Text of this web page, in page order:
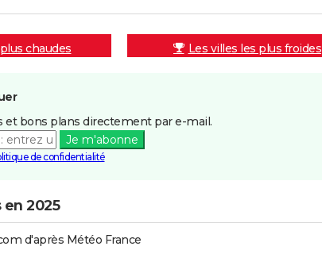
chaudes Les villes les plus froides
et bons plans directement par e-mail.
Je m'abonne
de confidentialité
en 2025
d'après Météo France